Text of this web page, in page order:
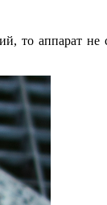
то аппарат не